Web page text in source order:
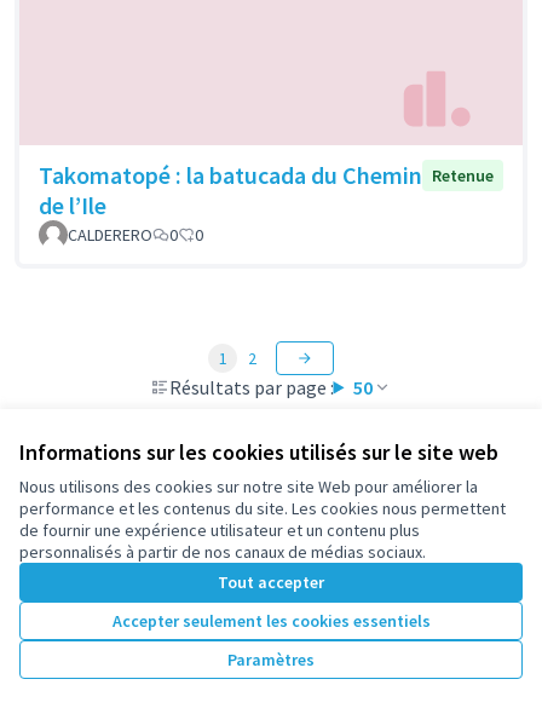
Informations sur les cookies utilisés sur le site web
Nous utilisons des cookies sur notre site Web pour améliorer la
performance et les contenus du site. Les cookies nous permettent
de fournir une expérience utilisateur et un contenu plus
personnalisés à partir de nos canaux de médias sociaux.
Tout accepter
Accepter seulement les cookies essentiels
Paramètres
Takomatopé : la batucada du Chemin
de l’Ile
Retenue
CALDERERO 0 0
Résultats par page : 50
1 2
Voir toutes les propositions retirées
Conditions d'utilisation
participez.nanterre.fr sur X
(Lien externe)
participez.nanterre.fr sur Facebook
participez.nanterre.fr sur Instagram
participez.nanterre.fr sur YouTube
(Lien externe)
participez.nanterre.fr sur GitHub
(Lien externe)